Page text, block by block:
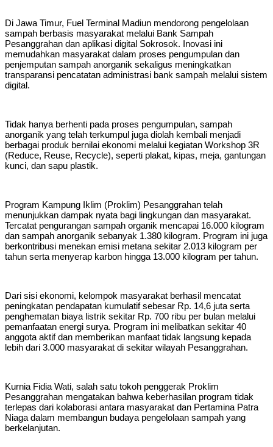
Di Jawa Timur, Fuel Terminal Madiun mendorong pengelolaan
sampah berbasis masyarakat melalui Bank Sampah
Pesanggrahan dan aplikasi digital Sokrosok. Inovasi ini
memudahkan masyarakat dalam proses pengumpulan dan
penjemputan sampah anorganik sekaligus meningkatkan
transparansi pencatatan administrasi bank sampah melalui sistem
digital.
Tidak hanya berhenti pada proses pengumpulan, sampah
anorganik yang telah terkumpul juga diolah kembali menjadi
berbagai produk bernilai ekonomi melalui kegiatan Workshop 3R
(Reduce, Reuse, Recycle), seperti plakat, kipas, meja, gantungan
kunci, dan sapu plastik.
Program Kampung Iklim (Proklim) Pesanggrahan telah
menunjukkan dampak nyata bagi lingkungan dan masyarakat.
Tercatat pengurangan sampah organik mencapai 16.000 kilogram
dan sampah anorganik sebanyak 1.380 kilogram. Program ini juga
berkontribusi menekan emisi metana sekitar 2.013 kilogram per
tahun serta menyerap karbon hingga 13.000 kilogram per tahun.
Dari sisi ekonomi, kelompok masyarakat berhasil mencatat
peningkatan pendapatan kumulatif sebesar Rp. 14,6 juta serta
penghematan biaya listrik sekitar Rp. 700 ribu per bulan melalui
pemanfaatan energi surya. Program ini melibatkan sekitar 40
anggota aktif dan memberikan manfaat tidak langsung kepada
lebih dari 3.000 masyarakat di sekitar wilayah Pesanggrahan.
Kurnia Fidia Wati, salah satu tokoh penggerak Proklim
Pesanggrahan mengatakan bahwa keberhasilan program tidak
terlepas dari kolaborasi antara masyarakat dan Pertamina Patra
Niaga dalam membangun budaya pengelolaan sampah yang
berkelanjutan.